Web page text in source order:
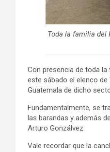
Toda la familia del
Con presencia de toda la
este sábado el elenco
Guatemala de dicho
Fundamentalmente, se
las barandas y además
Arturo Gonzálvez.
Vale recordar que la